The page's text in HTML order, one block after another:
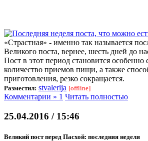
«Страстная» - именно так называется
Великого поста, вернее, шесть дней до
Пост в этот период становится особенно
количество приемов пищи, а также
приготовления, резко сокращается.
Разместил: stvalerija [offline]
Комментарии » 1 Читать полностью
25.04.2016 / 15:46
Великий пост перед Пасхой: последняя неделя